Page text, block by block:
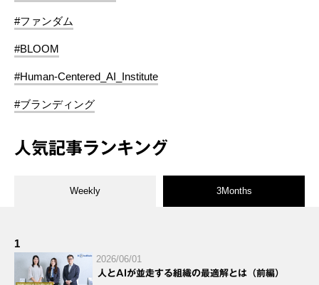
#ファンダム
#BLOOM
#Human-Centered_AI_Institute
#ブランディング
人気記事ランキング
Weekly 3Months
1
2026/06/01
人とAIが並走する組織の最適解とは（前編）